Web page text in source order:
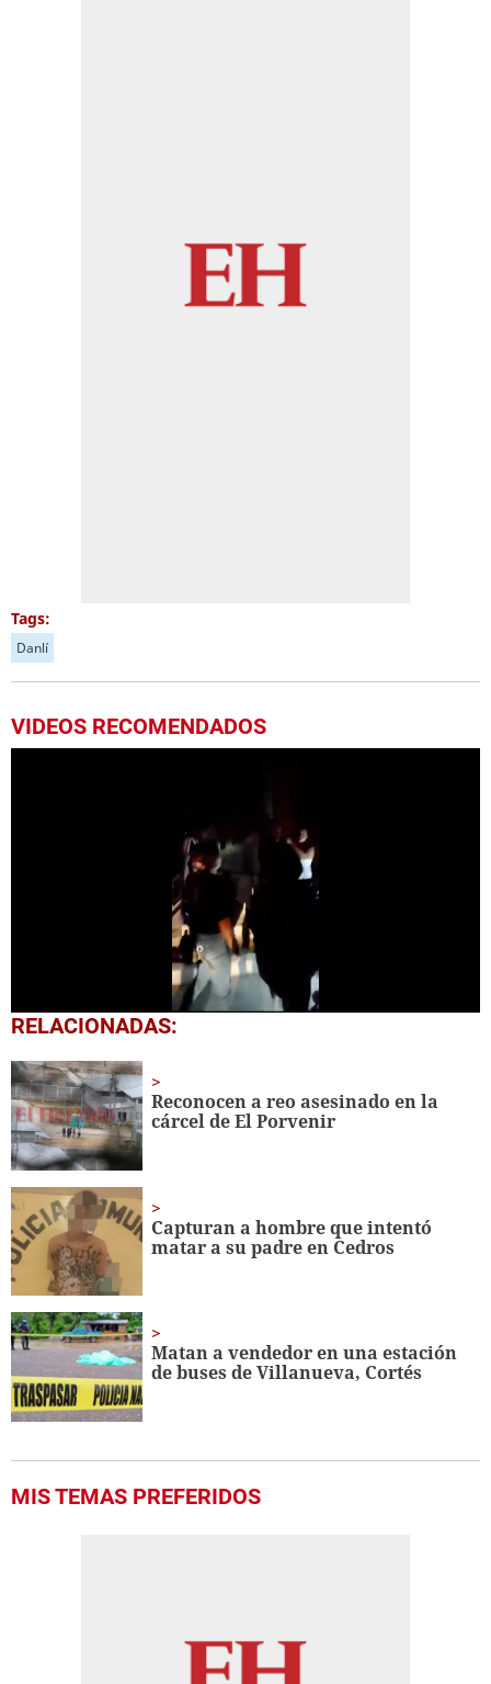
Tags:
Danlí
VIDEOS RECOMENDADOS
0
seconds
1
minute,
18
seconds
RELACIONADAS:
Reconocen a reo asesinado en la
cárcel de El Porvenir
Capturan a hombre que intentó
matar a su padre en Cedros
Matan a vendedor en una estación
de buses de Villanueva, Cortés
MIS TEMAS PREFERIDOS